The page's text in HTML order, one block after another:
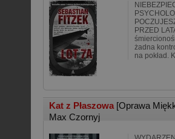
PRZED
żadna
na pokład.
Kat z Płaszowa [Oprawa
Max Czornyj